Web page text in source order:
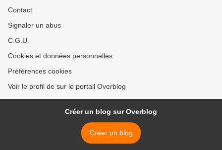
Contact
Signaler un abus
C.G.U.
Cookies et données personnelles
Préférences cookies
Voir le profil de sur le portail Overblog
Créer un blog sur Overblog
Créer un blog